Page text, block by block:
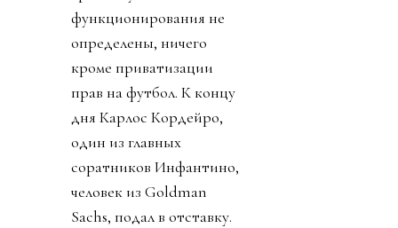
функционирования не
определены, ничего
кроме приватизации
прав на футбол. К концу
дня Карлос Кордейро,
один из главных
соратников Инфантино,
человек из Goldman
Sachs, подал в отставку.